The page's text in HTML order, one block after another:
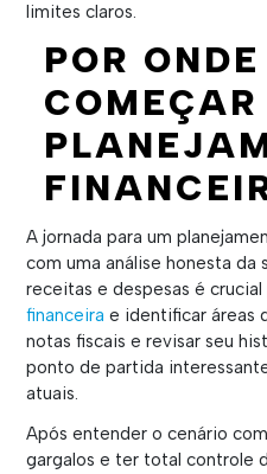
limites claros.
POR ONDE
COMEÇAR
A jornada para um
com uma análise honesta da
receitas e despesas é
financeira e identificar áreas
notas fiscais e revisar seu
ponto de partida
atuais.
Após entender o cenário
gargalos e ter total controle